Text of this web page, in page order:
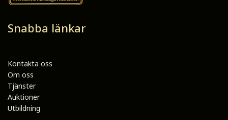
Snabba länkar
Kontakta oss
Om oss
Tjänster
Auktioner
Utbildning